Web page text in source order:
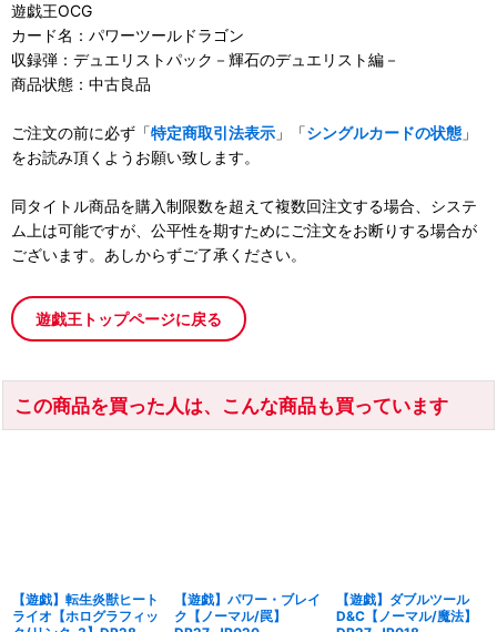
遊戯王OCG
カード名：パワーツールドラゴン
収録弾：デュエリストパック－輝石のデュエリスト編－
商品状態：中古良品
ご注文の前に必ず「特定商取引法表示 」「シングルカードの状態 」
をお読み頂くようお願い致します。
同タイトル商品を購入制限数を超えて複数回注文する場合、システ
ム上は可能ですが、公平性を期すためにご注文をお断りする場合が
ございます。あしからずご了承ください。
遊戯王トップページに戻る
この商品を買った人は、こんな商品も買っています
【遊戯】転生炎獣ヒート
ライオ【ホログラフィッ
【遊戯】パワー・ブレイ
ク【ノーマル/罠】
【遊戯】ダブルツール
D&C【ノーマル/魔法】